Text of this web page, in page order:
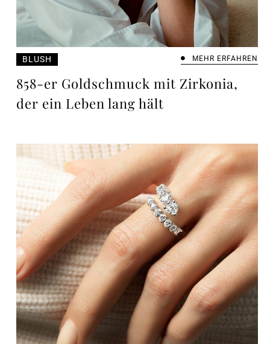
BLUSH MEHR ERFAHREN
858-er Goldschmuck mit Zirkonia,
der ein Leben lang hält